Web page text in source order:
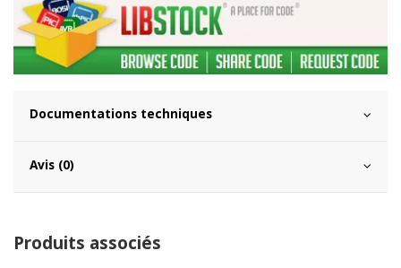
Documentations techniques
Avis (0)
Produits associés